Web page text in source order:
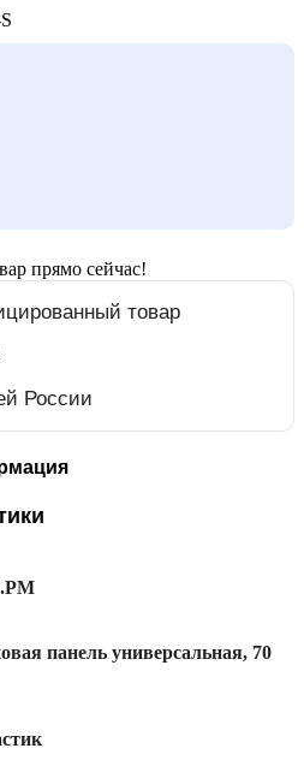
прямо сейчас!
товар
России
панель универсальная, 70